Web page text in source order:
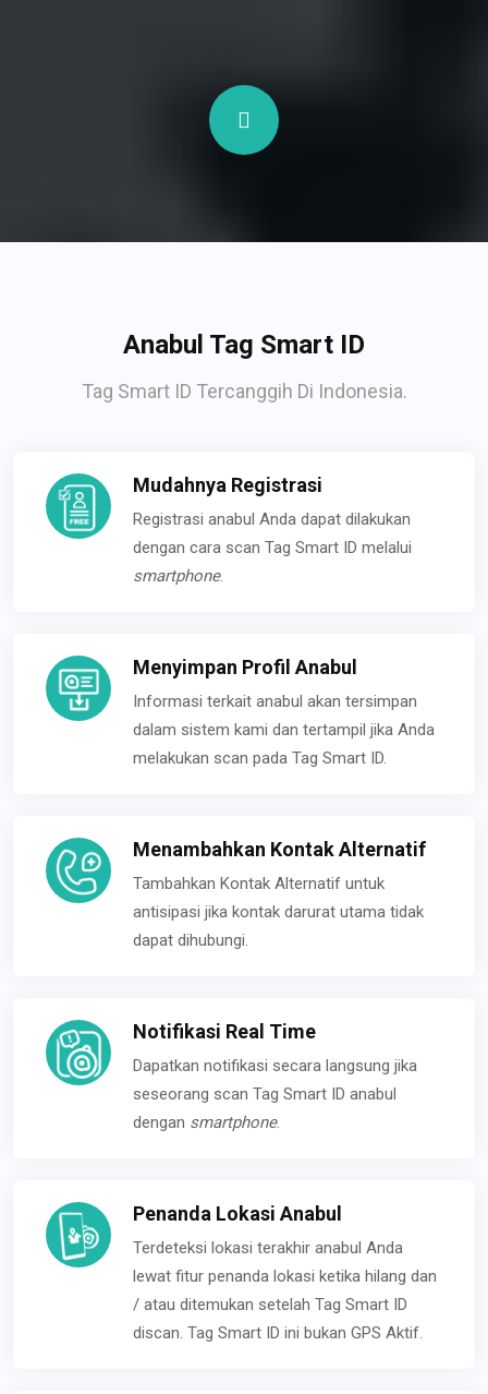
Anabul Tag Smart ID
Tag Smart ID Tercanggih Di Indonesia.
Mudahnya Registrasi
Registrasi anabul Anda dapat dilakukan
dengan cara scan Tag Smart ID melalui
smartphone.
Menyimpan Profil Anabul
Informasi terkait anabul akan tersimpan
dalam sistem kami dan tertampil jika Anda
melakukan scan pada Tag Smart ID.
Menambahkan Kontak Alternatif
Tambahkan Kontak Alternatif untuk
antisipasi jika kontak darurat utama tidak
dapat dihubungi.
Notifikasi Real Time
Dapatkan notifikasi secara langsung jika
seseorang scan Tag Smart ID anabul
dengan smartphone.
Penanda Lokasi Anabul
Terdeteksi lokasi terakhir anabul Anda
lewat fitur penanda lokasi ketika hilang dan
/ atau ditemukan setelah Tag Smart ID
discan. Tag Smart ID ini bukan GPS Aktif.